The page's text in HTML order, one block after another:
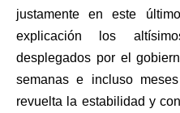
justamente en este
explicación los
desplegados por el
semanas e incluso
revuelta la estabilidad y